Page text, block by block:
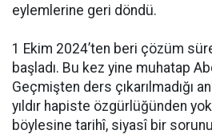
eylemlerine geri döndü.
1 Ekim 2024’ten beri çözüm
başladı. Bu kez yine muhatap
Geçmişten ders çıkarılmadığı
yıldır hapiste özgürlüğünden
böylesine tarihî, siyasî bir